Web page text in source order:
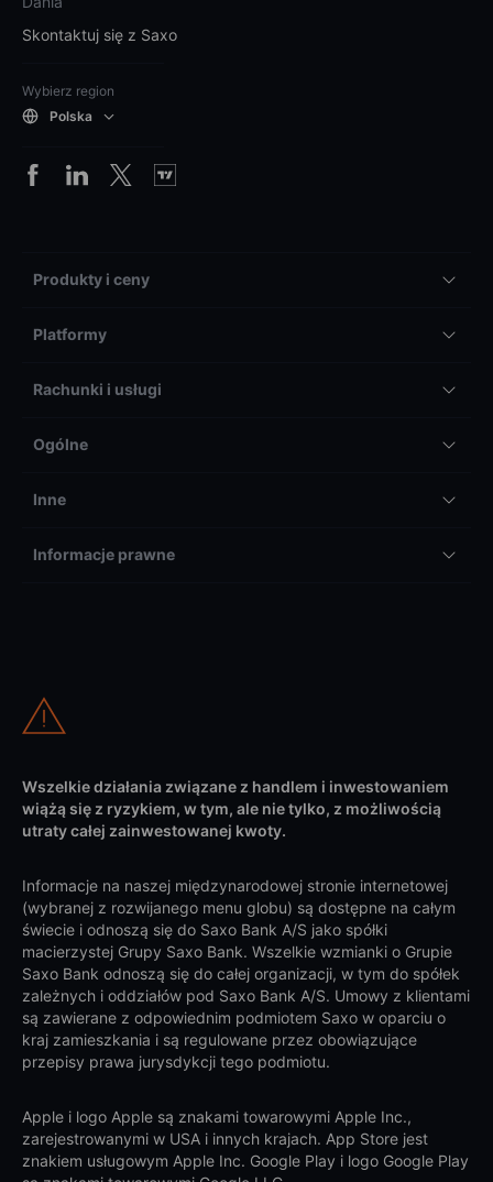
Skontaktuj się z Saxo
Wybierz region
Polska
Produkty i ceny
Platformy
Rachunki i usługi
Ogólne
Inne
Informacje prawne
Wszelkie działania związane z handlem i inwestowaniem
wiążą się z ryzykiem, w tym, ale nie tylko, z możliwością
utraty całej zainwestowanej kwoty.
Informacje na naszej międzynarodowej stronie internetowej
(wybranej z rozwijanego menu globu) są dostępne na całym
świecie i odnoszą się do Saxo Bank A/S jako spółki
macierzystej Grupy Saxo Bank. Wszelkie wzmianki o Grupie
Saxo Bank odnoszą się do całej organizacji, w tym do spółek
zależnych i oddziałów pod Saxo Bank A/S. Umowy z klientami
są zawierane z odpowiednim podmiotem Saxo w oparciu o
kraj zamieszkania i są regulowane przez obowiązujące
przepisy prawa jurysdykcji tego podmiotu.
Apple i logo Apple są znakami towarowymi Apple Inc.,
zarejestrowanymi w USA i innych krajach. App Store jest
znakiem usługowym Apple Inc. Google Play i logo Google Play